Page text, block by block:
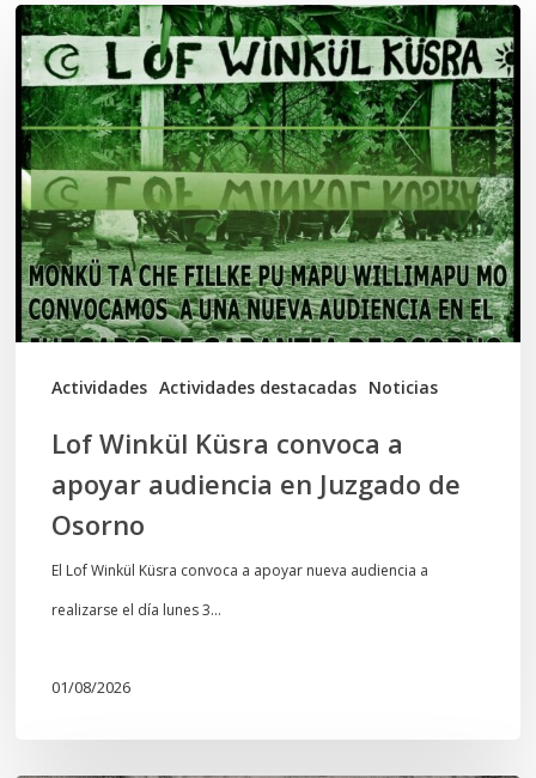
Actividades Actividades destacadas Noticias
Lof
Winkül
Küsra
convoca
a
apoyar
audiencia
en
Juzgado
Lof Winkül Küsra convoca a
apoyar audiencia en Juzgado de
Osorno
El Lof Winkül Küsra convoca a apoyar nueva audiencia a
realizarse el día lunes 3…
01/08/2026